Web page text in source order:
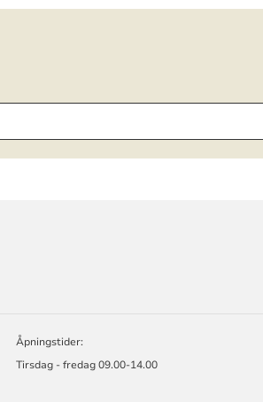
Åpningstider:
Tirsdag - fredag 09.00-14.00